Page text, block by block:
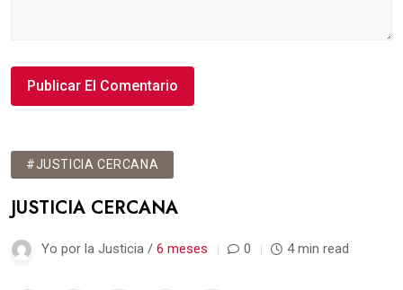
#JUSTICIA CERCANA
JUSTICIA CERCANA
Yo por la Justicia / 6 meses 0 4 min read